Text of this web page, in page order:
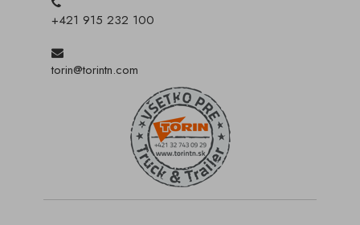
+421 915 232 100
torin@torintn.com